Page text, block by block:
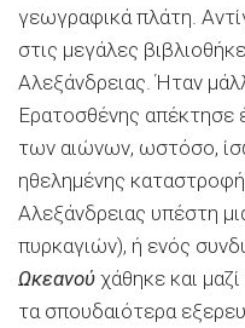
γεωγραφικά πλάτη.
στις μεγάλες
Αλεξάνδρειας. Ήταν
Ερατοσθένης απέκτησε
των αιώνων, ωστόσο,
ηθελημένης
Αλεξάνδρειας υπέστη
πυρκαγιών), ή ενός
Ωκεανού χάθηκε και
τα σπουδαιότερα